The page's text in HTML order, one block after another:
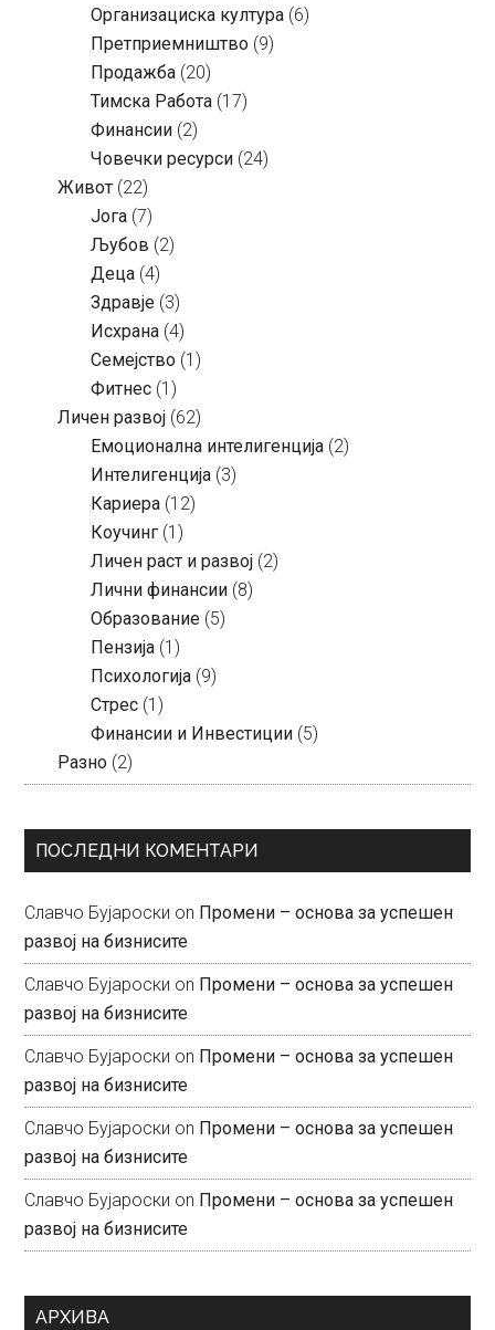
Организациска култура (6)
Претприемништво (9)
Продажба (20)
Тимска Работа (17)
Финансии (2)
Човечки ресурси (24)
Живот (22)
Јога (7)
Љубов (2)
Деца (4)
Здравје (3)
Исхрана (4)
Семејство (1)
Фитнес (1)
Личен развој (62)
Емоционална интелигенција (2)
Интелигенција (3)
Кариера (12)
Коучинг (1)
Личен раст и развој (2)
Лични финансии (8)
Образование (5)
Пензија (1)
Психологија (9)
Стрес (1)
Финансии и Инвестиции (5)
Разно (2)
ПОСЛЕДНИ КОМЕНТАРИ
Славчо Бујароски on Промени – основа за успешен
развој на бизнисите
Славчо Бујароски on Промени – основа за успешен
развој на бизнисите
Славчо Бујароски on Промени – основа за успешен
развој на бизнисите
Славчо Бујароски on Промени – основа за успешен
развој на бизнисите
Славчо Бујароски on Промени – основа за успешен
развој на бизнисите
АРХИВА